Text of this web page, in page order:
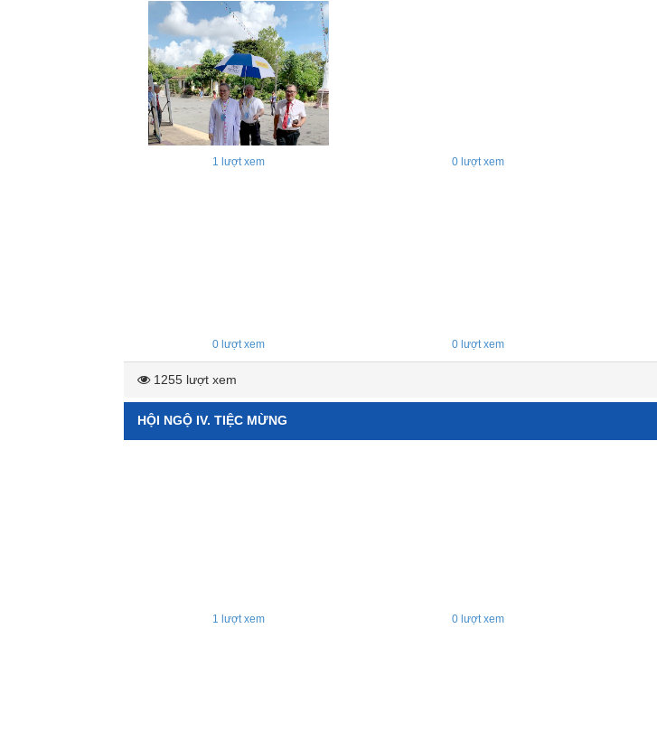
1 lượt xem 0 lượt xem
0 lượt xem 0 lượt xem
1255 lượt xem
HỘI NGỘ IV. TIỆC MỪNG
1 lượt xem 0 lượt xem